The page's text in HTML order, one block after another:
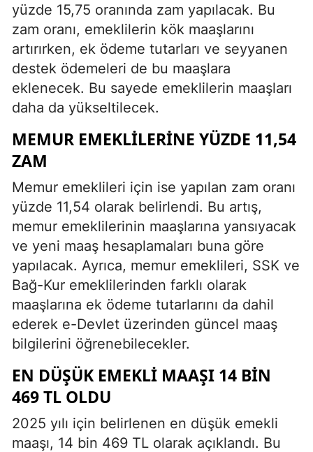
yüzde 15,75 oranında zam yapılacak. Bu
zam oranı, emeklilerin kök maaşlarını
artırırken, ek ödeme tutarları ve seyyanen
destek ödemeleri de bu maaşlara
eklenecek. Bu sayede emeklilerin maaşları
daha da yükseltilecek.
MEMUR EMEKLILERINE YÜZDE 11,54
ZAM
Memur emeklileri için ise yapılan zam oranı
yüzde 11,54 olarak belirlendi. Bu artış,
memur emeklilerinin maaşlarına yansıyacak
ve yeni maaş hesaplamaları buna göre
yapılacak. Ayrıca, memur emeklileri, SSK ve
Bağ-Kur emeklilerinden farklı olarak
maaşlarına ek ödeme tutarlarını da dahil
ederek e-Devlet üzerinden güncel maaş
bilgilerini öğrenebilecekler.
EN DÜŞÜK EMEKLI MAAŞI 14 BIN
469 TL OLDU
2025 yılı için belirlenen en düşük emekli
maaşı, 14 bin 469 TL olarak açıklandı. Bu